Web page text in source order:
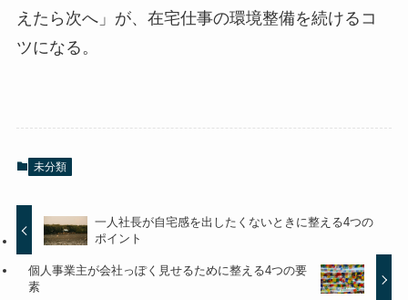
えたら次へ」が、在宅仕事の環境整備を続けるコ
ツになる。
未分類
一人社長が自宅感を出したくないときに整える4つの
ポイント
個人事業主が会社っぽく見せるために整える4つの要
素